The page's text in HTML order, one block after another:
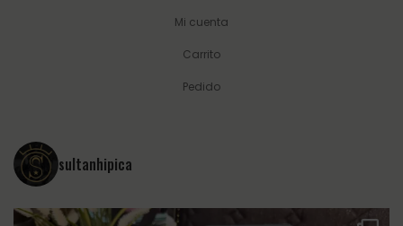
Mi cuenta
Carrito
Pedido
sultanhipica